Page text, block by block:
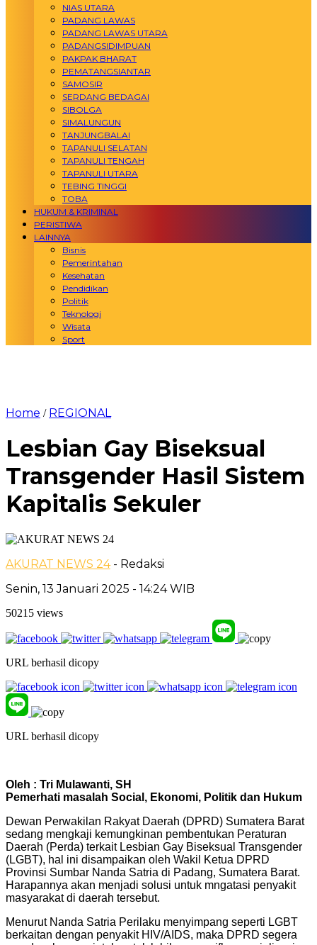
NIAS UTARA
PADANG LAWAS
PADANG LAWAS UTARA
PADANGSIDIMPUAN
PAKPAK BHARAT
PEMATANGSIANTAR
SAMOSIR
SERDANG BEDAGAI
SIBOLGA
SIMALUNGUN
TANJUNGBALAI
TAPANULI SELATAN
TAPANULI TENGAH
TAPANULI UTARA
TEBING TINGGI
TOBA
HUKUM & KRIMINAL
PERISTIWA
LAINNYA
Bisnis
Pemerintahan
Kesehatan
Pendidikan
Politik
Teknologi
Wisata
Sport
Home / REGIONAL
Lesbian Gay Biseksual
Transgender Hasil Sistem
Kapitalis Sekuler
AKURAT NEWS 24 - Redaksi
Senin, 13 Januari 2025 - 14:24 WIB
50215 views
URL berhasil dicopy
URL berhasil dicopy
Oleh : Tri Mulawanti, SH
Pemerhati masalah Social, Ekonomi, Politik dan Hukum
Dewan Perwakilan Rakyat Daerah (DPRD) Sumatera Barat
sedang mengkaji kemungkinan pembentukan Peraturan
Daerah (Perda) terkait Lesbian Gay Biseksual Transgender
(LGBT), hal ini disampaikan oleh Wakil Ketua DPRD
Provinsi Sumbar Nanda Satria di Padang, Sumatera Barat.
Harapannya akan menjadi solusi untuk mngatasi penyakit
masyarakat di daerah tersebut.
Menurut Nanda Satria Perilaku menyimpang seperti LGBT
berkaitan dengan penyakit HIV/AIDS, maka DPRD segera